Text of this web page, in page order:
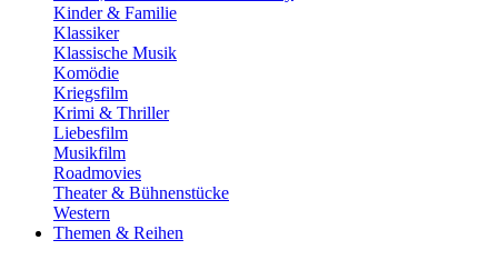
Kinder & Familie
Klassiker
Klassische Musik
Komödie
Kriegsfilm
Krimi & Thriller
Liebesfilm
Musikfilm
Roadmovies
Theater & Bühnenstücke
Western
Themen & Reihen